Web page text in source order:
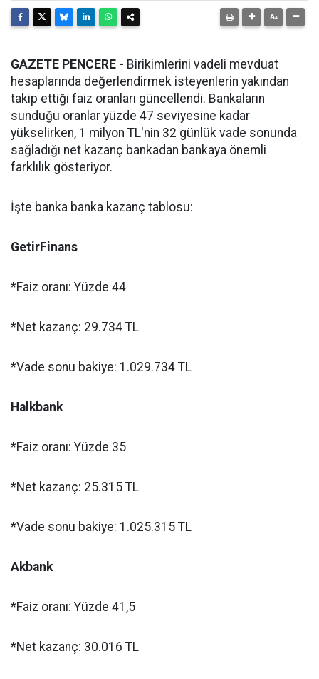
GAZETE PENCERE - Birikimlerini vadeli mevduat
hesaplarında değerlendirmek isteyenlerin yakından
takip ettiği faiz oranları güncellendi. Bankaların
sunduğu oranlar yüzde 47 seviyesine kadar
yükselirken, 1 milyon TL'nin 32 günlük vade sonunda
sağladığı net kazanç bankadan bankaya önemli
farklılık gösteriyor.
İşte banka banka kazanç tablosu:
GetirFinans
*Faiz oranı: Yüzde 44
*Net kazanç: 29.734 TL
*Vade sonu bakiye: 1.029.734 TL
Halkbank
*Faiz oranı: Yüzde 35
*Net kazanç: 25.315 TL
*Vade sonu bakiye: 1.025.315 TL
Akbank
*Faiz oranı: Yüzde 41,5
*Net kazanç: 30.016 TL